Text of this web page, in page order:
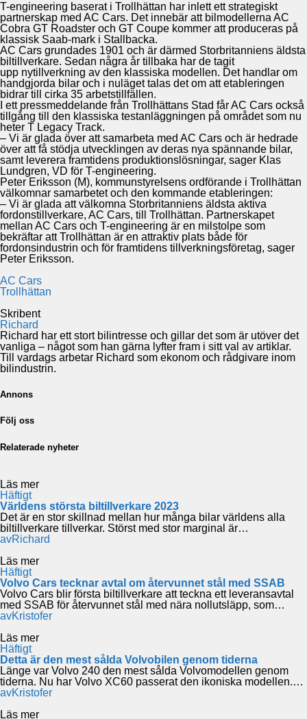
T-engineering baserat i Trollhättan har inlett ett strategiskt
partnerskap med AC Cars. Det innebär att bilmodellerna AC
Cobra GT Roadster och GT Coupe kommer att produceras på
klassisk Saab-mark i Stallbacka.
AC Cars grundades 1901 och är därmed Storbritanniens äldsta
biltillverkare. Sedan några år tillbaka har de tagit
upp nytillverkning av den klassiska modellen. Det handlar om
handgjorda bilar och i nuläget talas det om att etableringen
bidrar till cirka 35 arbetstillfällen.
I ett pressmeddelande från Trollhättans Stad får AC Cars också
tillgång till den klassiska testanläggningen på området som nu
heter T Legacy Track.
– Vi är glada över att samarbeta med AC Cars och är hedrade
över att få stödja utvecklingen av deras nya spännande bilar,
samt leverera framtidens produktionslösningar, sager Klas
Lundgren, VD för T-engineering.
Peter Eriksson (M), kommunstyrelsens ordförande i Trollhättan
välkomnar samarbetet och den kommande etableringen:
– Vi är glada att välkomna Storbritanniens äldsta aktiva
fordonstillverkare, AC Cars, till Trollhättan. Partnerskapet
mellan AC Cars och T-engineering är en milstolpe som
bekräftar att Trollhättan är en attraktiv plats både för
fordonsindustrin och för framtidens tillverkningsföretag, sager
Peter Eriksson.
AC Cars
Trollhättan
Skribent
Richard
Richard har ett stort bilintresse och gillar det som är utöver det
vanliga – något som han gärna lyfter fram i sitt val av artiklar.
Till vardags arbetar Richard som ekonom och rådgivare inom
bilindustrin.
Annons
Följ oss
Relaterade nyheter
Läs mer
Häftigt
Världens största biltillverkare 2023
Det är en stor skillnad mellan hur många bilar världens alla
biltillverkare tillverkar. Störst med stor marginal är…
avRichard
Läs mer
Häftigt
Volvo Cars tecknar avtal om återvunnet stål med SSAB
Volvo Cars blir första biltillverkare att teckna ett leveransavtal
med SSAB för återvunnet stål med nära nollutsläpp, som…
avKristofer
Läs mer
Häftigt
Detta är den mest sålda Volvobilen genom tiderna
Länge var Volvo 240 den mest sålda Volvomodellen genom
tiderna. Nu har Volvo XC60 passerat den ikoniska modellen.…
avKristofer
Läs mer